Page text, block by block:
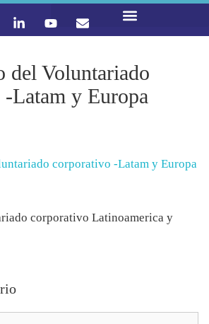
del Voluntariado
Latam y Europa
corporativo -Latam y Europa
corporativo Latinoamerica y